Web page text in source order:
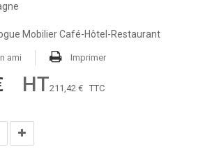
Mobilier Café-Hôtel-Restaurant
ami Imprimer
HT211,42 €TTC